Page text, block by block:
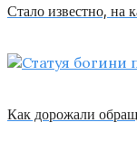
Стало известно, на
Как дорожали